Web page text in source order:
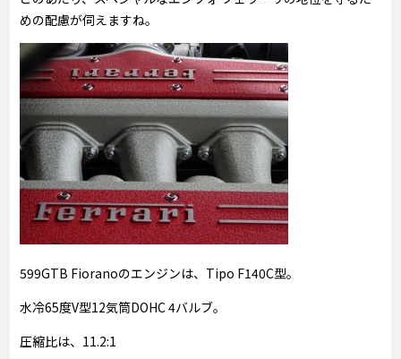
めの配慮が伺えますね。
599GTB Fioranoのエンジンは、Tipo F140C型。
水冷65度V型12気筒DOHC 4バルブ。
圧縮比は、11.2:1